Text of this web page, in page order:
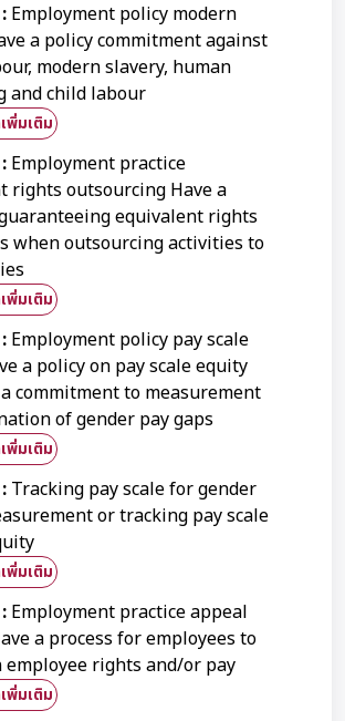
Employment policy modern
a policy commitment against
modern slavery, human
and child labour
พิ่มเติม
Employment practice
rights outsourcing Have a
equivalent rights
when outsourcing activities to
พิ่มเติม
Employment policy pay scale
a policy on pay scale equity
commitment to measurement
of gender pay gaps
พิ่มเติม
Tracking pay scale for gender
or tracking pay scale
พิ่มเติม
Employment practice appeal
a process for employees to
employee rights and/or pay
พิ่มเติม